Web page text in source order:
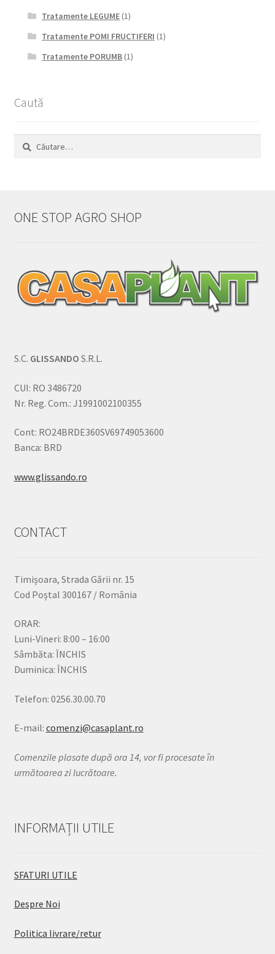
Tratamente LEGUME(1)
Tratamente POMI FRUCTIFERI (1)
Tratamente PORUMB(1)
Caută
Caută
ONE STOP AGRO SHOP
S.C. GLISSANDO S.R.L.
CUI: RO 3486720
Nr. Reg. Com.: J1991002100355
Cont: RO24BRDE360SV69749053600
Banca: BRD
www.glissando.ro
CONTACT
Timișoara, Strada Gării nr. 15
Cod Poștal 300167 / România
ORAR:
Luni-Vineri: 8:00 – 16:00
Sâmbăta: ÎNCHIS
Duminica: ÎNCHIS
Telefon: 0256.30.00.70
E-mail: comenzi@casaplant.ro
Comenzile plasate după ora 14, vor fi procesate în
următoarea zi lucrătoare.
INFORMAȚII UTILE
SFATURI UTILE
Despre Noi
Politica livrare/retur